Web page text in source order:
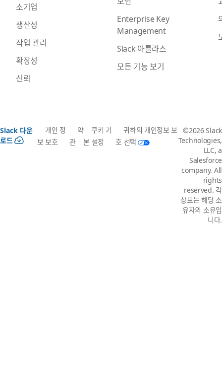
소기업
생산성
작업 관리
확장성
신뢰
Enterprise Key
Management
Slack 아틀라스
모든 기능 보기
Slack 다운
로드
개인 정
보 보호
약
관
쿠키 기
본 설정
귀하의 개인정보 보
호 선택
©2026 Slack
Technologies,
LLC, a
Salesforce
company. All
rights
reserved. 각
상표는 해당 소
유자의 소유입
니다.